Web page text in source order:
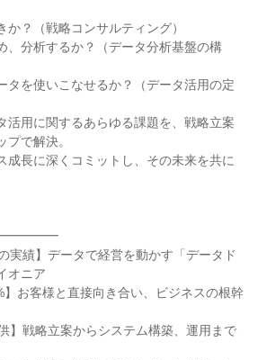
？（戦略コンサルティング）
、分析するか？（データ分析基盤の構
タを使いこなせるか？（データ活用の定
活用に関するあらゆる課題を、戦略立案
で解決。
成長に深くコミットし、その未来を共に
実績】データで経営を動かす「データド
オニア
お客様と直接向き合い、ビジネスの根幹
】戦略立案からシステム構築、運用まで